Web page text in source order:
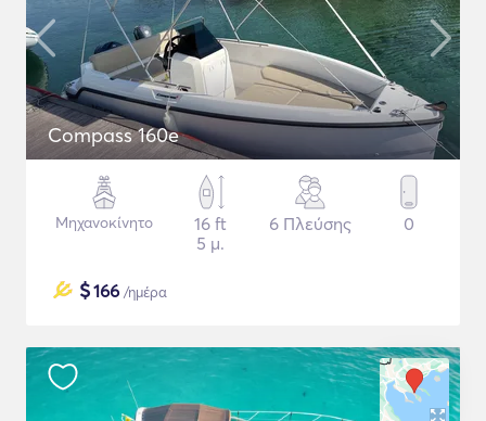
Compass 160e
Μηχανοκίνητο
16 ft
5 μ.
6 Πλεύσης 0
$166 /ημέρα